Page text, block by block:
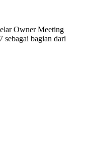
Owner Meeting
sebagai bagian dari